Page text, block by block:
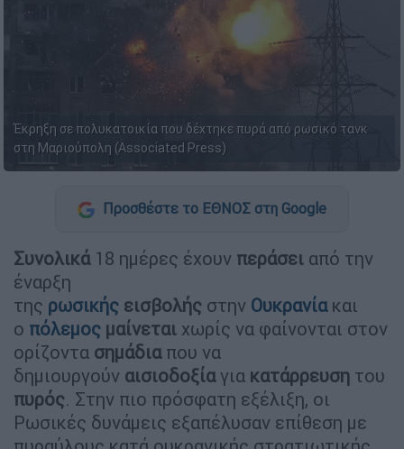
Έκρηξη σε πολυκατοικία που δέχτηκε πυρά από ρωσικό τανκ
στη Μαριούπολη (Associated Press)
Προσθέστε το ΕΘΝΟΣ στη Google
Συνολικά18 ημέρες έχουν περάσει από την
έναρξη
της ρωσικής εισβολής στην Ουκρανία και
ο πόλεμος μαίνεται χωρίς να φαίνονται στον
ορίζοντα σημάδιαπου να
δημιουργούν αισιοδοξίαγια κατάρρευση του
πυρός. Στην πιο πρόσφατη εξέλιξη, οι
Ρωσικές δυνάμεις εξαπέλυσαν επίθεση με